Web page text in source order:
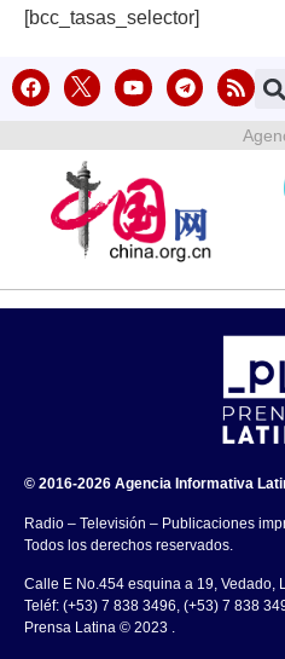
[bcc_tasas_selector]
© 2016-2026 Agencia Informativa
Radio – Televisión – Publicaciones
Todos los derechos reservados.
Calle E No.454 esquina a 19, Vedado,
Teléf: (+53) 7 838 3496, (+53) 7 838
Prensa Latina © 2023 .